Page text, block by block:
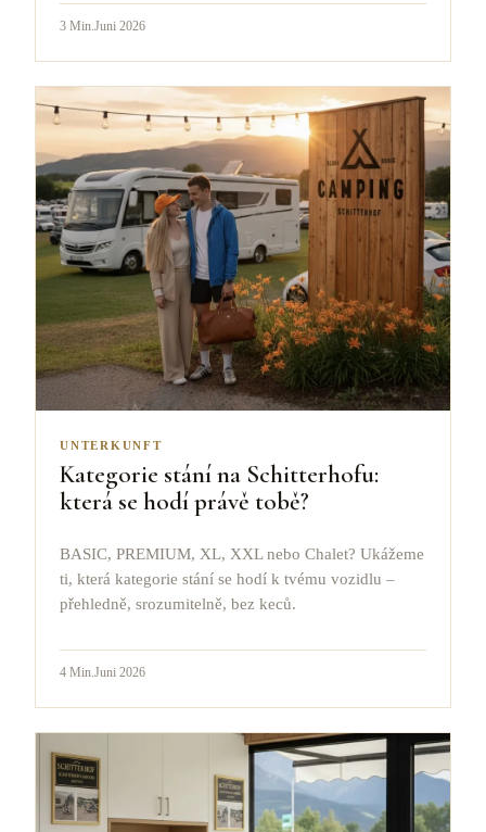
3 Min.Juni 2026
UNTERKUNFT
Kategorie stání na Schitterhofu:
která se hodí právě tobě?
BASIC, PREMIUM, XL, XXL nebo Chalet? Ukážeme
ti, která kategorie stání se hodí k tvému vozidlu –
přehledně, srozumitelně, bez keců.
4 Min.Juni 2026